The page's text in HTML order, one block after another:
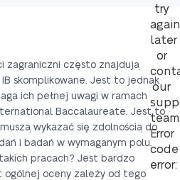
try
again
later
or
our
Error
code
error:
zagraniczni często znajdują
skomplikowane. Jest to jednak
ich pełnej uwagi w ramach
Baccalaureate. Jest to
wykazać się zdolnością do
i badań w wymaganym polu.
pracach? Jest bardzo
ogólnej oceny zależy od tego